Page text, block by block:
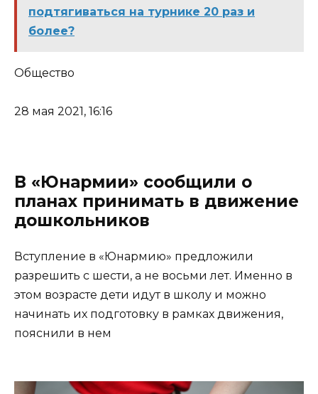
подтягиваться на турнике 20 раз и
более?
Общество
28 мая 2021, 16:16
В «Юнармии» сообщили о
планах принимать в движение
дошкольников
Вступление в «Юнармию» предложили
разрешить с шести, а не восьми лет. Именно в
этом возрасте дети идут в школу и можно
начинать их подготовку в рамках движения,
пояснили в нем